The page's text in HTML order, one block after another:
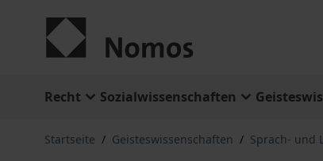
Recht Sozialwissenschaften
Startseite / Geisteswissenschaften / Sprach- und